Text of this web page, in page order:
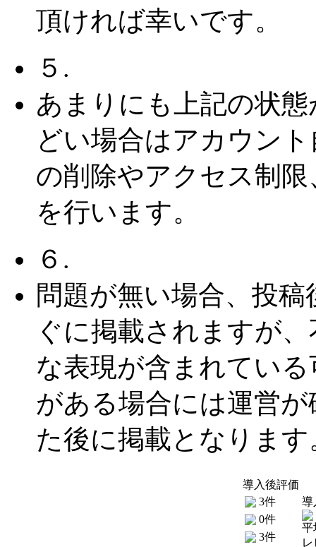
頂ければ幸いです。
５.
あまりにも上記の状態
どい場合はアカウント
の削除やアクセス制限
を行います。
６.
問題が無い場合、投稿
ぐに掲載されますが
な表現が含まれている
がある場合には運営が
た後に掲載となります
導入後評価
3件
0件
3件
導
平